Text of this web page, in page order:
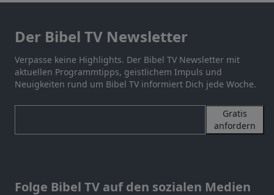
Der Bibel TV Newsletter
Verpasse keine Highlights. Der Bibel TV Newsletter mit
aktuellen Programmtipps, geistlichem Impuls und
Neuigkeiten rund um Bibel TV informiert Dich jede Woche.
Gratis
anfordern
Folge Bibel TV auf den sozialen Medien